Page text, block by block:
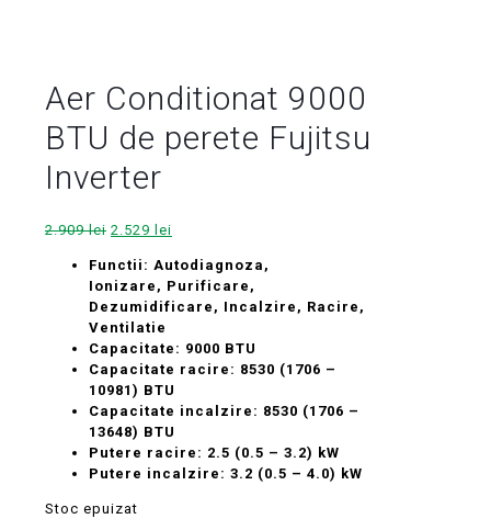
Aer Conditionat 9000
BTU de perete Fujitsu
Inverter
2.909lei Prețul
a
fost:
2.909 lei.
2.529 lei
este:
2.529 lei.
Functii: Autodiagnoza,
Ionizare, Purificare,
Dezumidificare, Incalzire, Racire,
Ventilatie
Capacitate: 9000 BTU
Capacitate racire: 8530 (1706 –
10981) BTU
Capacitate incalzire: 8530 (1706 –
13648) BTU
Putere racire: 2.5 (0.5 – 3.2) kW
Putere incalzire: 3.2 (0.5 – 4.0) kW
Stoc epuizat